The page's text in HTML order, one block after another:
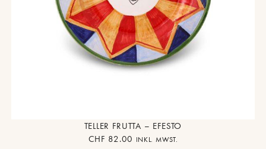
TELLER FRUTTA – EFESTO
CHF 82.00 INKL. MWST.